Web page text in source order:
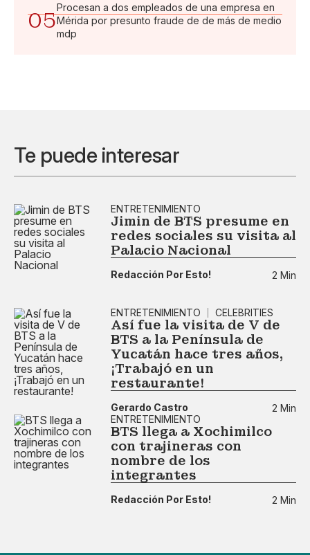
05
Procesan a dos empleados de una empresa en
Mérida por presunto fraude de de más de medio
mdp
Te puede interesar
ENTRETENIMIENTO
Jimin de BTS presume en
redes sociales su visita al
Palacio Nacional
Redacción Por Esto! 2 Min
ENTRETENIMIENTO CELEBRITIES
Así fue la visita de V de
BTS a la Península de
Yucatán hace tres años,
¡Trabajó en un
restaurante!
Gerardo Castro
2 Min
ENTRETENIMIENTO
BTS llega a Xochimilco
con trajineras con
nombre de los
integrantes
Redacción Por Esto! 2 Min